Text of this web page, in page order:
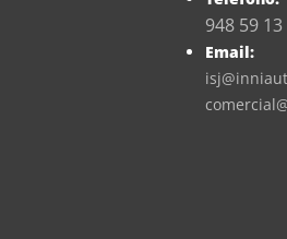
948 59
Email: